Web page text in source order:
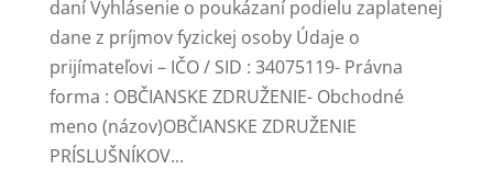
daní Vyhlásenie o poukázaní podielu zaplatenej
dane z príjmov fyzickej osoby Údaje o
prijímateľovi – IČO / SID : 34075119- Právna
forma : OBČIANSKE ZDRUŽENIE- Obchodné
meno (názov)OBČIANSKE ZDRUŽENIE
PRÍSLUŠNÍKOV...